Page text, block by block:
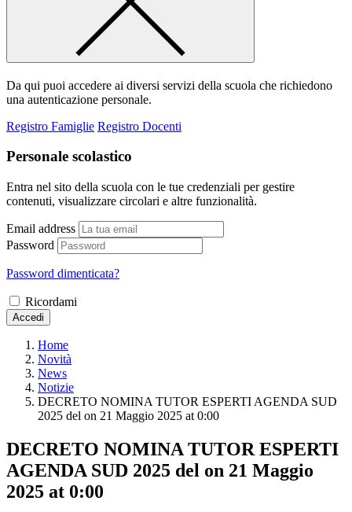
Da qui puoi accedere ai diversi servizi della scuola che richiedono
una autenticazione personale.
Registro Famiglie Registro Docenti
Personale scolastico
Entra nel sito della scuola con le tue credenziali per gestire
contenuti, visualizzare circolari e altre funzionalità.
Email address
Password
Password dimenticata?
Ricordami
Accedi
Home
Novità
News
Notizie
DECRETO NOMINA TUTOR ESPERTI AGENDA SUD
2025 del ​on 21 Maggio 2025 at 0:00
DECRETO NOMINA TUTOR ESPERTI
AGENDA SUD 2025 del ​on 21 Maggio
2025 at 0:00